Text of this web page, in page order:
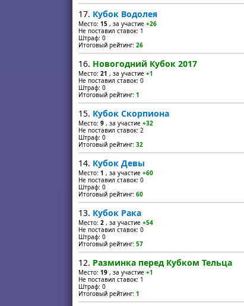
17. Кубок Водолея
Место: 15 , за участие +26
Не поставил ставок: 1
Штраф: 0
Итоговый рейтинг: 26
16. Новогодний Кубок 2017
Место: 21 , за участие +1
Не поставил ставок: 0
Штраф: 0
Итоговый рейтинг: 1
15. Кубок Скорпиона
Место: 9 , за участие +32
Не поставил ставок: 2
Штраф: 0
Итоговый рейтинг: 32
14. Кубок Девы
Место: 1 , за участие +60
Не поставил ставок: 0
Штраф: 0
Итоговый рейтинг: 60
13. Кубок Рака
Место: 2 , за участие +54
Не поставил ставок: 0
Штраф: 0
Итоговый рейтинг: 57
12. Разминка перед Кубком Тельца
Место: 19 , за участие +1
Не поставил ставок: 1
Штраф: 0
Итоговый рейтинг: 1